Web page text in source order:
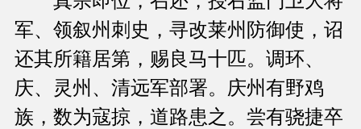
军、领叙州刺史，寻改莱州防御使，诏
还其所籍居第，赐良马十匹。调环、
庆、灵州、清远军部署。庆州有野鸡
族，数为寇掠，道路患之。尝有骁捷卒